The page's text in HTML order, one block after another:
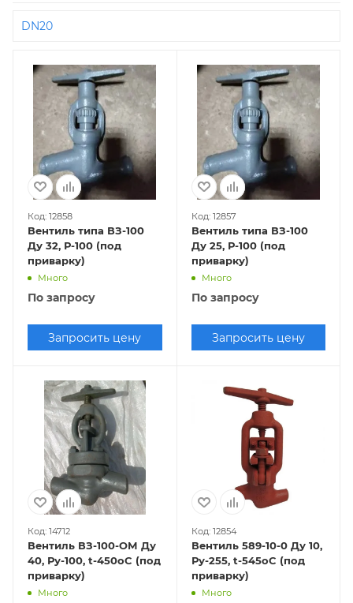
DN20
Код: 12858
Вентиль типа ВЗ-100
Ду 32, Р-100 (под
приварку)
Много
По запросу
Запросить цену
Код: 12857
Вентиль типа ВЗ-100
Ду 25, Р-100 (под
приварку)
Много
По запросу
Запросить цену
Код: 14712
Вентиль ВЗ-100-ОМ Ду
40, Ру-100, t-450oC (под
приварку)
Много
Код: 12854
Вентиль 589-10-0 Ду 10,
Ру-255, t-545oC (под
приварку)
Много